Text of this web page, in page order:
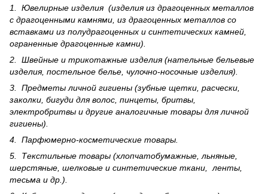
1. Ювелирные изделия (изделия из драгоценных металлов
с драгоценными камнями, из драгоценных металлов со
вставками из полудрагоценных и синте­тических камней,
ограненные драгоценные камни).
2. Швейные и трикотажные изделия (нательные бельевые
изделия, постельное белье, чулочно-носочные изделия).
3. Предметы личной гигиены (зубные щетки, расчески,
заколки, бигуди для волос, пинцеты, бритвы,
электробритвы и другие аналогичные товары для личной
гигиены).
4. Парфюмерно-косметические товары.
5. Текстильные товары (хлопчатобумажные, льняные,
шерс­тя­ные, шелковые и синтетические ткани, ленты,
тесьма и др.).